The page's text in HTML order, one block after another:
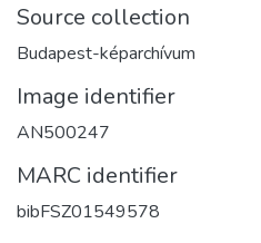
Source collection
Budapest-képarchívum
Image identifier
AN500247
MARC identifier
bibFSZ01549578